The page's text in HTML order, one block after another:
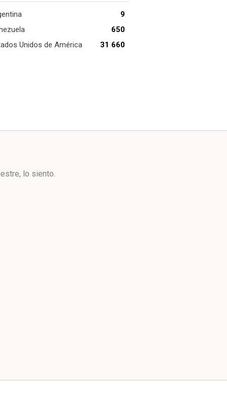
9
650
Unidos de América
31 660
lo siento.